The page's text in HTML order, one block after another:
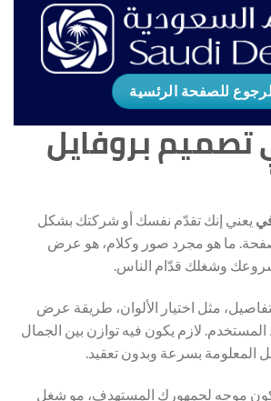
للصفحة الرئسية
بروفايل
يعني إنك تقدّم نفسك أو شركتك بشكل
ما هو مجرد صور وكلام، هو عرض
وشغلك قدّام الناس.
مثل اختيار الألوان، طريقة عرض
لازم يكون فيه توازن بين الجمال
بسرعة وبدون تعقيد.
يكون موجه لجمهورك المستهدف، مو شغل